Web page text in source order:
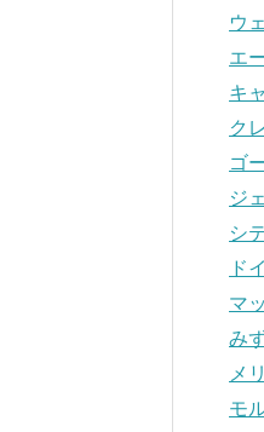
ウ
エ
キ
ク
ゴ
ジ
シ
ド
マ
み
メ
モ